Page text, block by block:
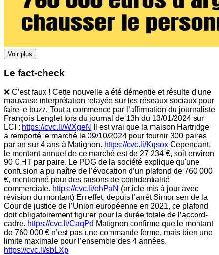
Voir plus
Le fact-check
❌ C’est faux ! Cette nouvelle a été démentie et résulte d’une
mauvaise interprétation relayée sur les réseaux sociaux pour
faire le buzz. Tout a commencé par l’affirmation du journaliste
François Lenglet lors du journal de 13h du 13/01/2024 sur
LCI : https://cvc.li/WXgeN
Il est vrai que la maison Hartridge
a remporté le marché le 09/10/2024 pour fournir 300 paires
par an sur 4 ans à Matignon. https://cvc.li/Kqsox Cependant,
le montant annuel de ce marché est de 27 234 €, soit environ
90 € HT par paire. Le PDG de la société explique qu'une
confusion a pu naître de l’évocation d’un plafond de 760 000
€, mentionné pour des raisons de confidentialité
commerciale. https://cvc.li/ehPaN (article mis à jour avec
révision du montant) En effet, depuis l’arrêt Simonsen de la
Cour de justice de l’Union européenne en 2021, ce plafond
doit obligatoirement figurer pour la durée totale de l’accord-
cadre. https://cvc.li/CaqPd Matignon confirme que le montant
de 760 000 € n’est pas une commande ferme, mais bien une
limite maximale pour l’ensemble des 4 années.
https://cvc.li/sbLXp